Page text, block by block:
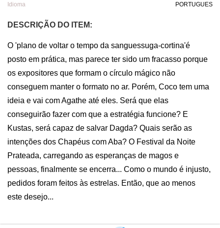
Idioma
PORTUGUES
DESCRIÇÃO DO ITEM:
O 'plano de voltar o tempo da sanguessuga-cortina'é
posto em prática, mas parece ter sido um fracasso porque
os expositores que formam o círculo mágico não
conseguem manter o formato no ar. Porém, Coco tem uma
ideia e vai com Agathe até eles. Será que elas
conseguirão fazer com que a estratégia funcione? E
Kustas, será capaz de salvar Dagda? Quais serão as
intenções dos Chapéus com Aba? O Festival da Noite
Prateada, carregando as esperanças de magos e
pessoas, finalmente se encerra... Como o mundo é injusto,
pedidos foram feitos às estrelas. Então, que ao menos
este desejo...